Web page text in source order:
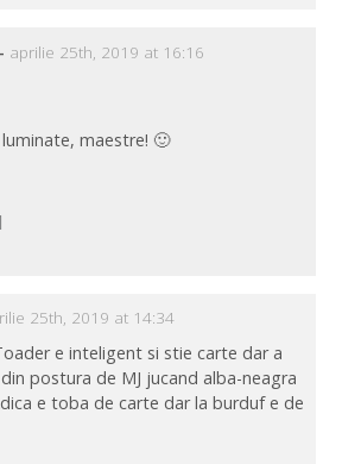
- aprilie 25th, 2019 at 16:16
maestre! 🙂
25th, 2019 at 14:34
e inteligent si stie carte dar a
postura de MJ jucand alba-neagra
e toba de carte dar la burduf e de